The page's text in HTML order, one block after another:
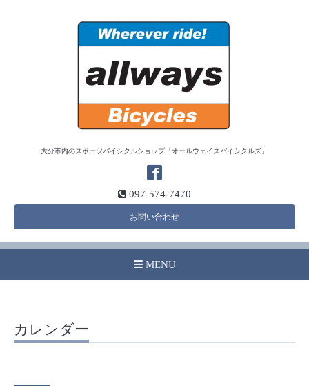
大分市内のスポーツバイシクルショップ「オールウェイズバイシクルズ」
097-574-7470
お問い合わせ
MENU
カレンダー